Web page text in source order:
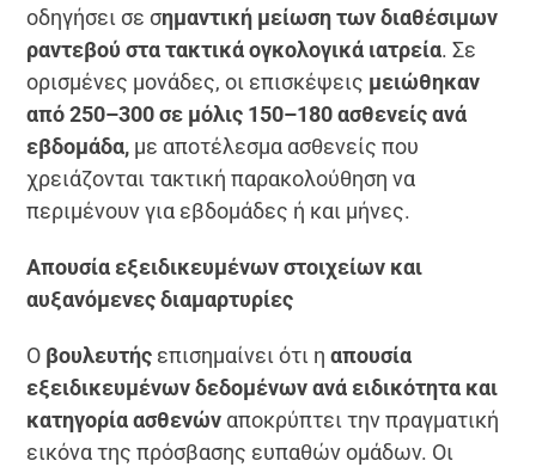
οδηγήσει σε σημαντική μείωση των διαθέσιμων
ραντεβού στα τακτικά ογκολογικά ιατρεία. Σε
ορισμένες μονάδες, οι επισκέψεις μειώθηκαν
από 250–300 σε μόλις 150–180 ασθενείς ανά
εβδομάδα, με αποτέλεσμα ασθενείς που
χρειάζονται τακτική παρακολούθηση να
περιμένουν για εβδομάδες ή και μήνες.
Απουσία εξειδικευμένων στοιχείων και
αυξανόμενες διαμαρτυρίες
Ο βουλευτής επισημαίνει ότι ηαπουσία
εξειδικευμένων δεδομένων ανά ειδικότητα και
κατηγορία ασθενών αποκρύπτει την πραγματική
εικόνα της πρόσβασης ευπαθών ομάδων. Οι